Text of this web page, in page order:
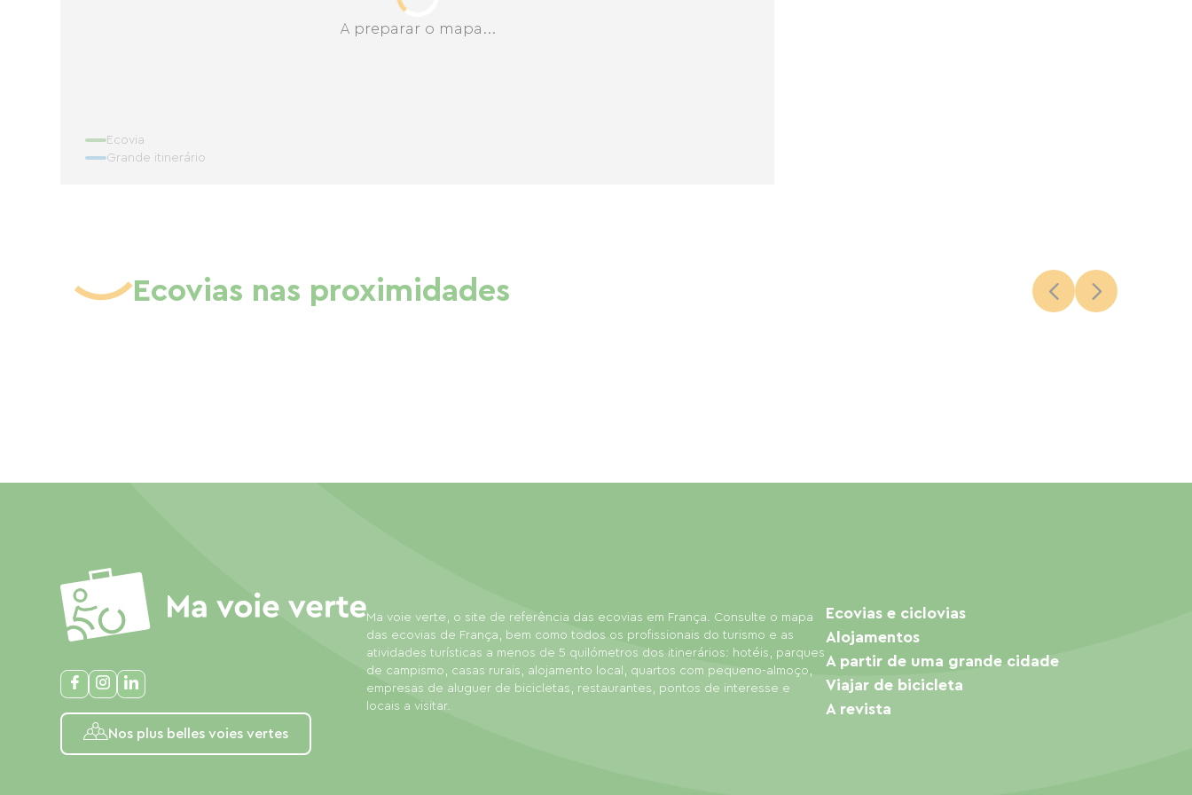
A preparar o mapa...
Ecovia
Grande itinerário
Ecovias nas proximidades
Nos plus belles voies vertes
Ma voie verte, o site de referência das ecovias em França. Consulte o mapa
das ecovias de França, bem como todos os profissionais do turismo e as
atividades turísticas a menos de 5 quilómetros dos itinerários: hotéis, parques
de campismo, casas rurais, alojamento local, quartos com pequeno-almoço,
empresas de aluguer de bicicletas, restaurantes, pontos de interesse e
locais a visitar.
Ecovias e ciclovias
Alojamentos
A partir de uma grande cidade
Viajar de bicicleta
A revista